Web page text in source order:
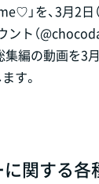
」を、3月2日
ント（
集編の動画を3
す。
関する各